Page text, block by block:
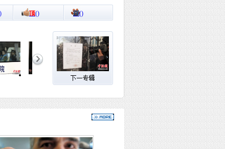
) 顶() 踩()